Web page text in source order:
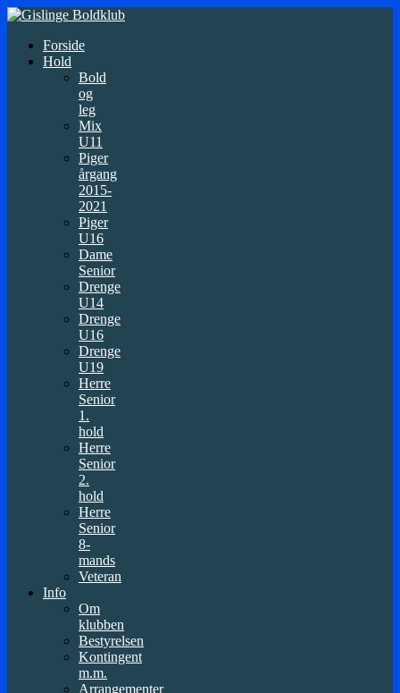
Forside
Hold
Bold
og
leg
Mix
U11
Piger
årgang
2015-
2021
Piger
U16
Dame
Senior
Drenge
U14
Drenge
U16
Drenge
U19
Herre
Senior
1.
hold
Herre
Senior
2.
hold
Herre
Senior
8-
mands
Veteran
Info
Om
klubben
Bestyrelsen
Kontingent
m.m.
Arrangementer